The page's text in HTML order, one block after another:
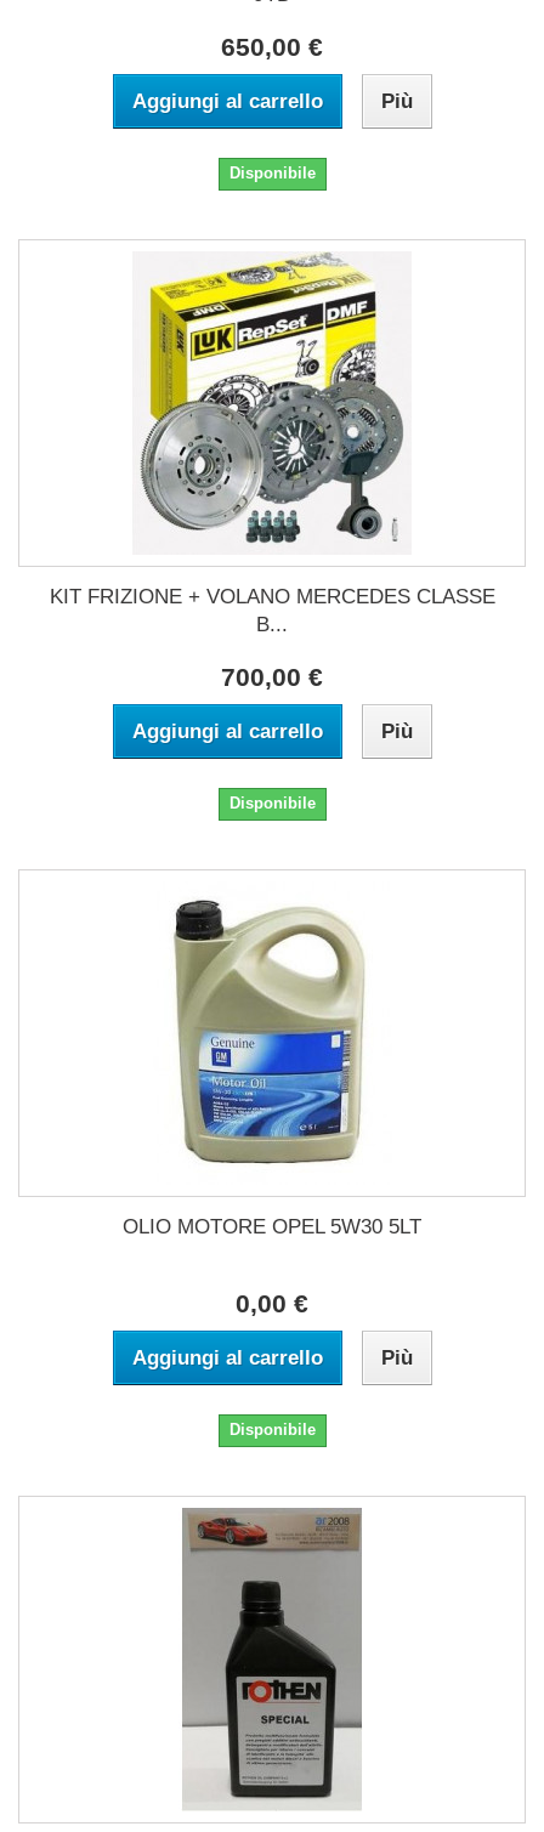
650,00 €
Aggiungi al carrello Più
Disponibile
KIT FRIZIONE + VOLANO MERCEDES CLASSE
B...
700,00 €
Aggiungi al carrello Più
Disponibile
OLIO MOTORE OPEL 5W30 5LT
0,00 €
Aggiungi al carrello Più
Disponibile